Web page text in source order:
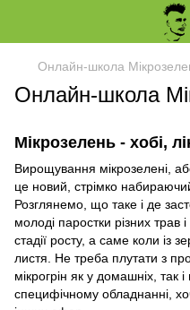
Онлайн-школа
Онлайн-школа
Мікрозелень - хобі,
Вирощування мікрозелені,
це новий, стрімко
Розглянемо, що таке і де
молоді паростки різних трав
стадії росту, а саме коли із
листя. Не треба плутати з
мікрогрін як у домашніх, так
специфічному обладнанні,